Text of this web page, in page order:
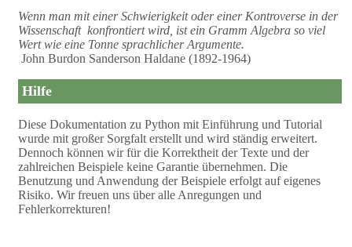
Wenn man mit einer Schwierigkeit oder einer Kontroverse in der
Wissenschaft konfrontiert wird, ist ein Gramm Algebra so viel
Wert wie eine Tonne sprachlicher Argumente.
John Burdon Sanderson Haldane (1892-1964)
Hilfe
Diese Dokumentation zu Python mit Einführung und Tutorial
wurde mit großer Sorgfalt erstellt und wird ständig erweitert.
Dennoch können wir für die Korrektheit der Texte und der
zahlreichen Beispiele keine Garantie übernehmen. Die
Benutzung und Anwendung der Beispiele erfolgt auf eigenes
Risiko. Wir freuen uns über alle Anregungen und
Fehlerkorrekturen!